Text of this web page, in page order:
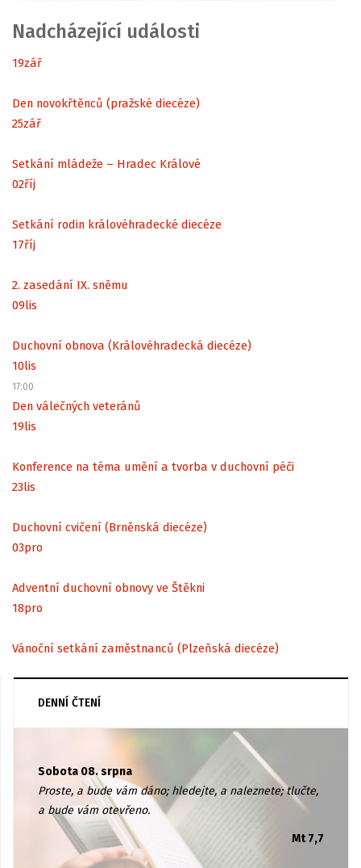
Nadcházející události
19zář
Den novokřtěnců (pražské diecéze)
25zář
Setkání mládeže – Hradec Králové
02říj
Setkání rodin královéhradecké diecéze
17říj
2. zasedání IX. sněmu
09lis
Duchovní obnova (Královéhradecká diecéze)
10lis
17:00
Den válečných veteránů
19lis
Konference na téma umění a tvorba v duchovní péči
23lis
Duchovní cvičení (Brněnská diecéze)
03pro
Adventní duchovní obnovy ve Štěkni
18pro
Vánoční setkání zaměstnanců (Plzeňská diecéze)
DENNÍ ČTENÍ
Sobota 08. srpna
Proste, a bude vám dáno; hledejte, a naleznete; tlučte,
a bude vám otevřeno.
Mt 7,7